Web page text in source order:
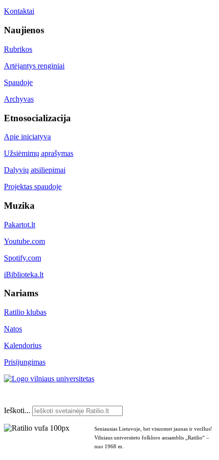
Kontaktai
Naujienos
Rubrikos
Artėjantys renginiai
Spaudoje
Archyvas
Etnosocializacija
Apie iniciatyvą
Užsiėmimų aprašymas
Dalyvių atsiliepimai
Projektas spaudoje
Muzika
Pakartot.lt
Youtube.com
Spotify.com
iBiblioteka.lt
Nariams
Ratilio klubas
Natos
Kalendorius
Prisijungimas
Ieškoti...
Seniausias Lietuvoje, bet visuomet jaunas ir veržlus!
Vilniaus universiteto folkloro ansamblis „Ratilio“ –
nuo 1968 m.